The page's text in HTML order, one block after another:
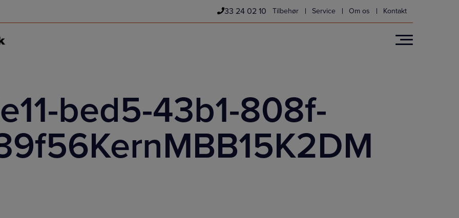
33 24 02 10 Tilbehør Service Om os Kontakt
bed5-43b1-808f-